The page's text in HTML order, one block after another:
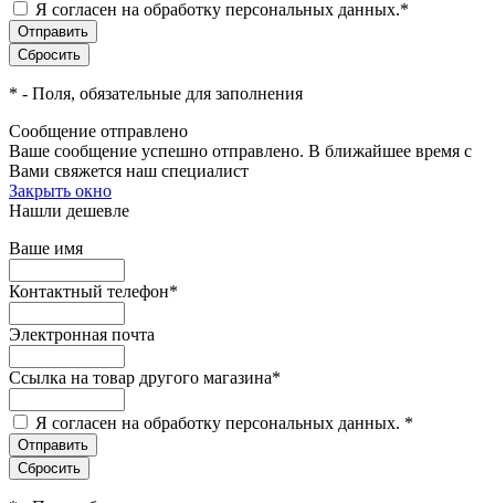
Я согласен на обработку персональных данных.*
* - Поля, обязательные для заполнения
Сообщение отправлено
Ваше сообщение успешно отправлено. В ближайшее время с
Вами свяжется наш специалист
Закрыть окно
Нашли дешевле
Ваше имя
Контактный телефон*
Электронная почта
Ссылка на товар другого магазина*
Я согласен на обработку персональных данных. *